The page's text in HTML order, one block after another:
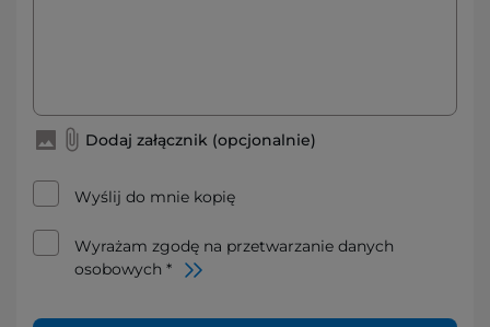
Dodaj załącznik (opcjonalnie)
Wyślij do mnie kopię
Wyrażam zgodę na przetwarzanie danych
osobowych *